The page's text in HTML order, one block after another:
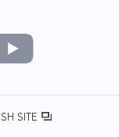
SITE